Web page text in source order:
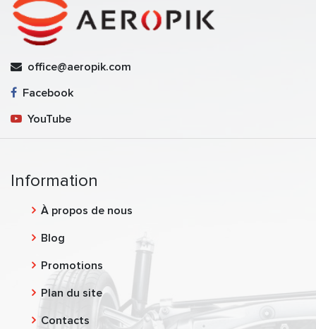
office@aeropik.com
Facebook
YouTube
Information
À propos de nous
Blog
Promotions
Plan du site
Contacts